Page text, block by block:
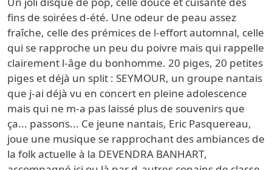
fins de soirées d-été. Une odeur de peau assez
fraîche, celle des prémices de l-effort automnal, celle
qui se rapproche un peu du poivre mais qui rappelle
clairement l-âge du bonhomme. 20 piges, 20 petites
piges et déjà un split : SEYMOUR, un groupe nantais
que j-ai déjà vu en concert en pleine adolescence
mais qui ne m-a pas laissé plus de souvenirs que
ça... passons... Ce jeune nantais, Eric Pasquereau,
joue une musique se rapprochant des ambiances de
la folk actuelle à la DEVENDRA BANHART,